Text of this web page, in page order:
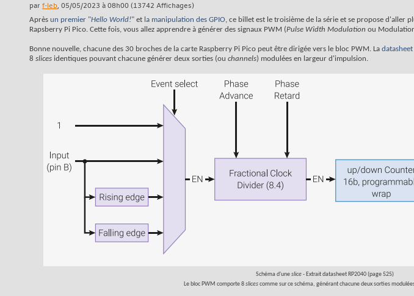
par f-leb, 05/05/2023 à 08h00 (13742 Affichages)
Après un premier "Hello World!" et la manipulation des GPIO, ce billet est le troisième de la série et se propose d'aller
Rapsberry Pi Pico. Cette fois, vous allez apprendre à générer des signaux PWM (Pulse Width Modulation ou
Bonne nouvelle, chacune des 30 broches de la carte Raspberry Pi Pico peut être dirigée vers le bloc PWM. La datasheet
8 slices identiques pouvant chacune générer deux sorties (ou channels) modulées en largeur d'impulsion.
Schéma d'uneslice- Extrait datasheet RP2040 (page 525)
Le bloc PWM comporte 8slicescomme sur ce schéma, générant chacune deux sorties